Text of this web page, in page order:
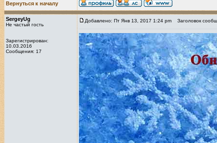
Вернуться к началу
SergeyUg
Не частый гость
Зарегистрирован:
10.03.2016
Сообщения: 17
Добавлено: Пт Янв 13, 2017 1:24 pm Заголовок